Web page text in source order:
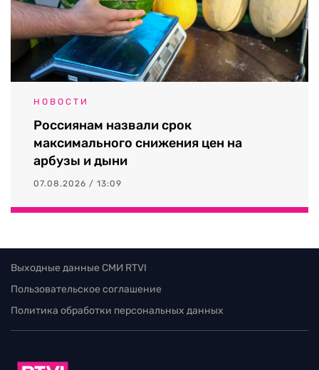
НОВОСТИ
Россиянам назвали срок
максимального снижения цен на
арбузы и дыни
07.08.2026 / 13:09
Выходные данные СМИ RTVI
Пользовательское соглашение
Политика обработки персональных данных